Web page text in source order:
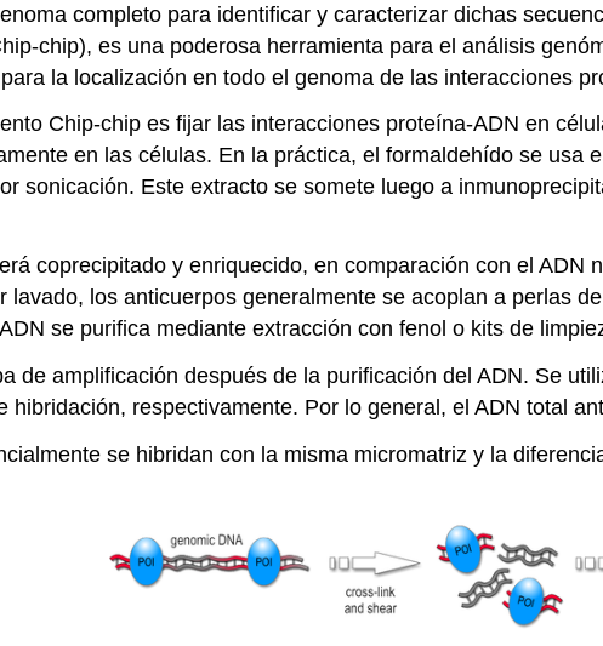
completo para identificar y caracterizar dichas
chip), es una poderosa herramienta para el análisis
la localización en todo el genoma de las interacciones
Chip-chip es fijar las interacciones proteína-ADN en
en las células. En la práctica, el formaldehído se
sonicación. Este extracto se somete luego a
coprecipitado y enriquecido, en comparación con el ADN
lavado, los anticuerpos generalmente se acoplan a perlas
se purifica mediante extracción con fenol o kits de
de amplificación después de la purificación del ADN. Se
hibridación, respectivamente. Por lo general, el ADN total
se hibridan con la misma micromatriz y la